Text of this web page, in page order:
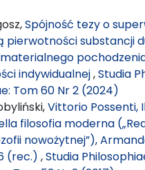
Spójność tezy o
pierwotności substancji
indywidualnej,Studia
Tom 60 Nr 2 (2024)
Vittorio Possenti,
filosofia moderna
nowożytnej”),
(rec.) ,Studia